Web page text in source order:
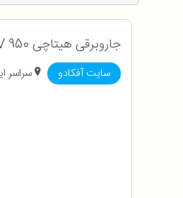
جاروبرقی هیتاچی CV 950 با ضمانت اصالت و سلامت کالا به همراه 12 ماه گارانتی
سایت آفکادو سراسر